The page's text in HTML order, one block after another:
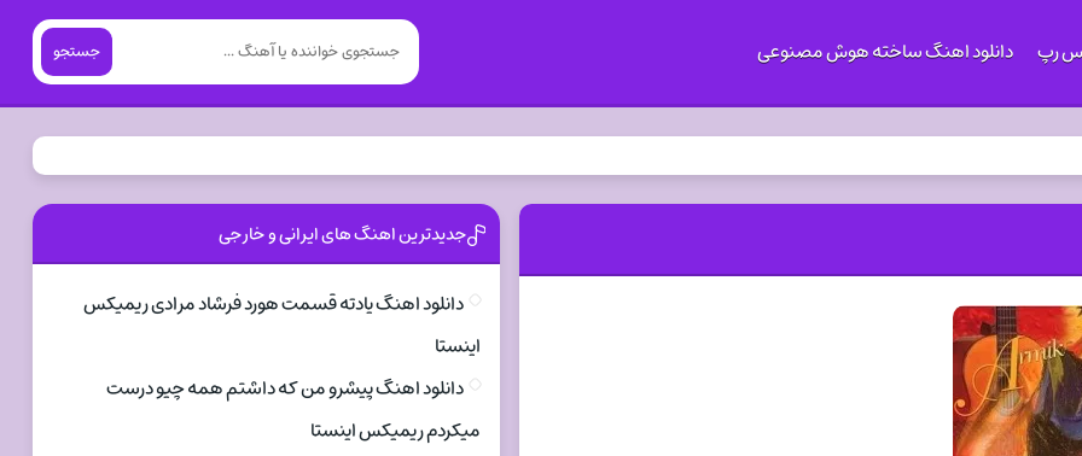
رپ دانلود اهنگ ساخته هوش مصنوعی جستجو
جدیدترین اهنگ های ایرانی و خارجی
دانلود اهنگ یادته قسمت هورد فرشاد مرادی ریمیکس
اینستا
دانلود اهنگ پیشرو من که داشتم همه چیو درست
میکردم ریمیکس اینستا